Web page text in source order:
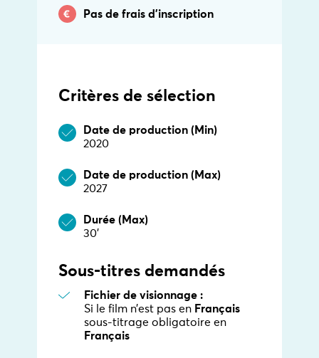
Pas de frais d’inscription
Critères de sélection
Date de production (Min)
2020
Date de production (Max)
2027
Durée (Max)
30’
Sous-titres demandés
Fichier de visionnage :
Si le film n’est pas en Français
sous-titrage obligatoire en
Français